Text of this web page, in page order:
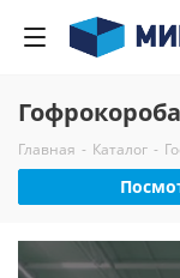
Главная - Каталог -